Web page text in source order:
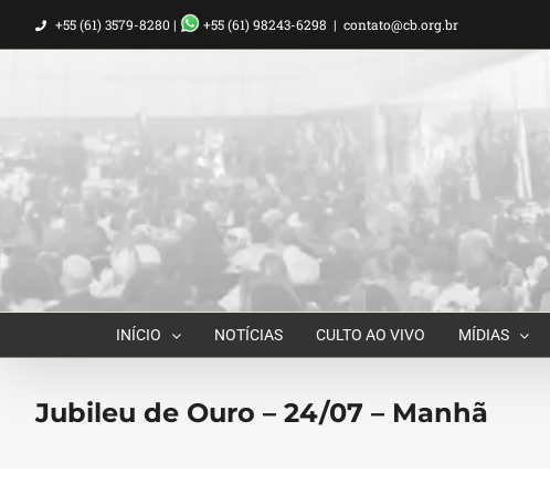
para
+55 (61) 3579-8280 | +55 (61) 98243-6298 | contato@cb.org.br
INÍCIO NOTÍCIAS CULTO AO VIVO MÍDIAS
Jubileu de Ouro – 24/07 – Manhã